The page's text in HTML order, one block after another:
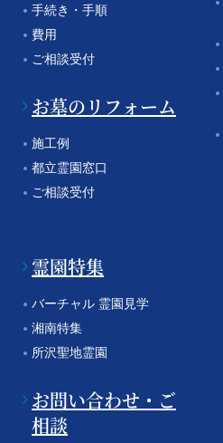
手続き・手順
費用
ご相談受付
お墓のリフォーム
施工例
都立霊園窓口
ご相談受付
霊園特集
バーチャル 霊園見学
湘南特集
所沢聖地霊園
お問い合わせ・ご
相談